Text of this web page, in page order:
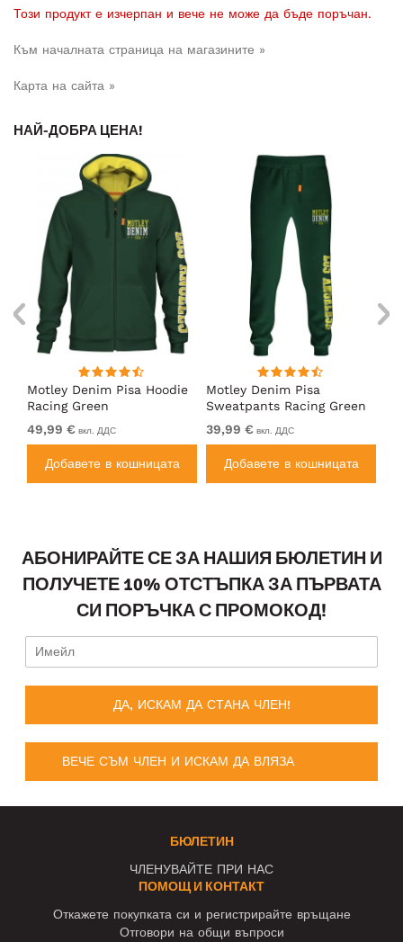
Този продукт е изчерпан и вече не може да бъде поръчан.
Към началната страница на магазините »
Карта на сайта »
НАЙ-ДОБРА ЦЕНА!
Motley Denim Pisa Hoodie
Racing Green
49,99 € вкл. ДДС
Добавете в кошницата
Motley Denim Pisa
Sweatpants Racing Green
39,99 € вкл. ДДС
Добавете в кошницата
АБОНИРАЙТЕ СЕ ЗА НАШИЯ БЮЛЕТИН И
ПОЛУЧЕТЕ 10% ОТСТЪПКА ЗА ПЪРВАТА
СИ ПОРЪЧКА С ПРОМОКОД!
ДА, ИСКАМ ДА СТАНА ЧЛЕН!
ВЕЧЕ СЪМ ЧЛЕН И ИСКАМ ДА ВЛЯЗА
БЮЛЕТИН
ЧЛЕНУВАЙТЕ ПРИ НАС
ПОМОЩ И КОНТАКТ
Откажете покупката си и регистрирайте връщане
Отговори на общи въпроси